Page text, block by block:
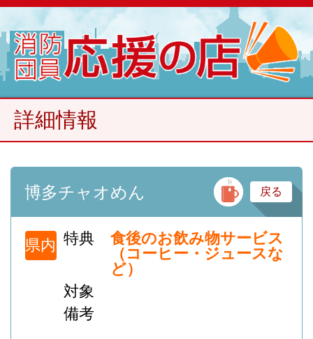
詳細情報
博多チャオめん 洋
戻る
県内 特典
食後のお飲み物サービス
（コーヒー・ジュースな
ど）
対象
備考